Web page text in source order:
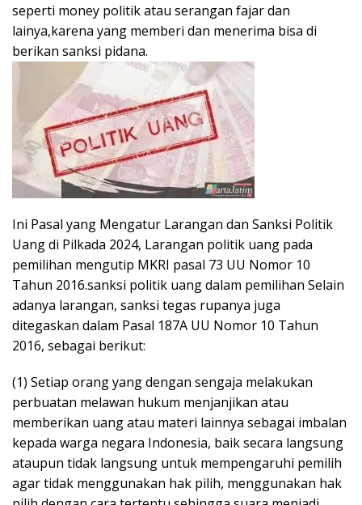
seperti money politik atau serangan fajar dan
lainya,karena yang memberi dan menerima bisa di
berikan sanksi pidana.
Ini Pasal yang Mengatur Larangan dan Sanksi Politik
Uang di Pilkada 2024, Larangan politik uang pada
pemilihan mengutip MKRI pasal 73 UU Nomor 10
Tahun 2016.sanksi politik uang dalam pemilihan Selain
adanya larangan, sanksi tegas rupanya juga
ditegaskan dalam Pasal 187A UU Nomor 10 Tahun
2016, sebagai berikut:
(1) Setiap orang yang dengan sengaja melakukan
perbuatan melawan hukum menjanjikan atau
memberikan uang atau materi lainnya sebagai imbalan
kepada warga negara Indonesia, baik secara langsung
ataupun tidak langsung untuk mempengaruhi pemilih
agar tidak menggunakan hak pilih, menggunakan hak